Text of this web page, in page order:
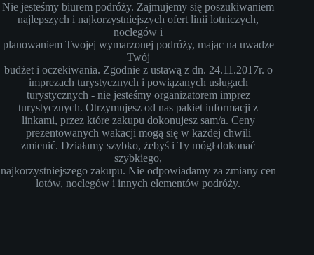
Nie jesteśmy biurem podróży. Zajmujemy się poszukiwaniem
najlepszych i najkorzystniejszych ofert linii lotniczych,
noclegów i
planowaniem Twojej wymarzonej podróży, mając na uwadze
Twój
budżet i oczekiwania. Zgodnie z ustawą z dn. 24.11.2017r. o
imprezach turystycznych i powiązanych usługach
turystycznych - nie jesteśmy organizatorem imprez
turystycznych. Otrzymujesz od nas pakiet informacji z
linkami, przez które zakupu dokonujesz sam/a. Ceny
prezentowanych wakacji mogą się w każdej chwili
zmienić. Działamy szybko, żebyś i Ty mógł dokonać
szybkiego,
najkorzystniejszego zakupu. Nie odpowiadamy za zmiany cen
lotów, noclegów i innych elementów podróży.